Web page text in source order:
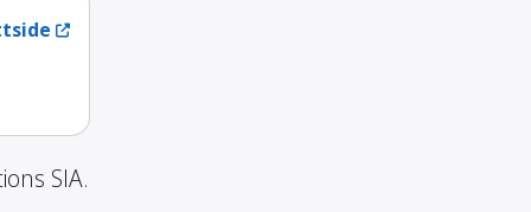
SIA.